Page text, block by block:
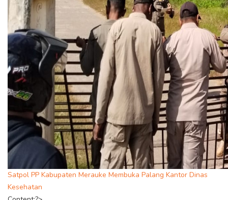
Satpol PP Kabupaten Merauke Membuka Palang Kantor Dinas
Kesehatan